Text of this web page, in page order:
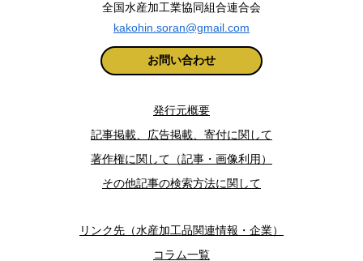
全国水産加工業協同組合連合会
kakohin.soran@gmail.com
お問い合わせ
発行元概要
記事掲載、広告掲載、寄付に関して
著作権に関して（記事・画像利用）
その他記事の検索方法に関して
リンク先（水産加工品関連情報・企業）
コラム一覧